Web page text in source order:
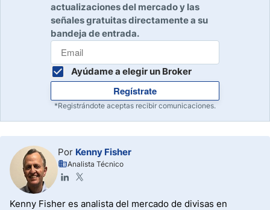
actualizaciones del mercado y las
señales gratuitas directamente a su
bandeja de entrada.
Ayúdame a elegir un Broker
Regístrate
*Registrándote aceptas recibir comunicaciones.
Por Kenny Fisher
Analista Técnico
Kenny Fisher es analista del mercado de divisas en